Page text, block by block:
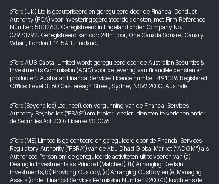
eToro (UK) Ltd is geautoriseerd en gereguleerd door de Financial Conduct
Authority (FCA) voor investeringsgerelateerde diensten, met Firm Reference
Number: 583263. Geregistreerd in Engeland onder Company No.
07973792. Geregistreerd kantoor: 24th floor, One Canada Square, Canary
Wharf, London E14 5AB, England.
eToro AUS Capital Limited wordt gereguleerd door de Australian Securities &
Investments Commission (ASIC) voor de levering van financiële diensten en
producten. Australian Financial Services Licence number: 491139. Registered
Office: Level 3, 60 Castlereagh Street, Sydney NSW 2000, Australia
eToro (Seychelles) Ltd. heeft een vergunning van de Financial Services
Authority Seychelles ("FSAS") om broker-dealer-diensten te verlenen onder
de Securities Act 2007 License #SD076
eToro (ME) Limited is gelicentieerd en gereguleerd door de Financial Services
Regulatory Authority ("FSRA") van de Abu Dhabi Global Market (“ADGM”) als
Authorised Person om de gereguleerde activiteiten uit te voeren van (a)
Dealing in Investments as Principal (Matched), (b) Arranging Deals in
Investments, (c) Providing Custody, (d) Arranging Custody en (e) Managing
Assets (onder Financial Services Permission Number 220073) krachtens de